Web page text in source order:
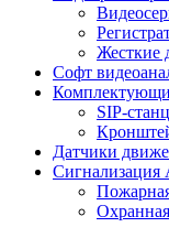
Жесткие
Софт
SIP-
Датчики
Сигнализация